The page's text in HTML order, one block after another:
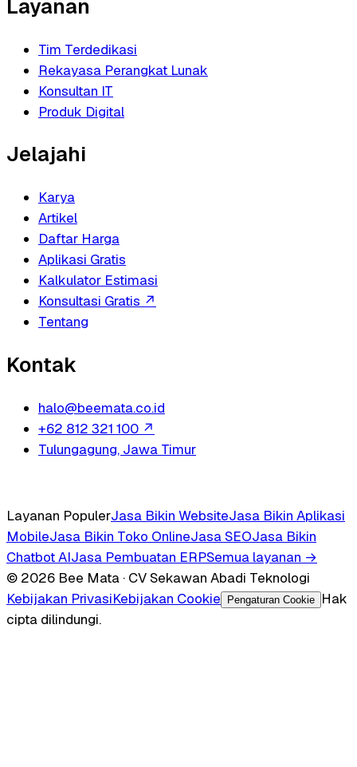
Layanan
Tim Terdedikasi
Rekayasa Perangkat Lunak
Konsultan IT
Produk Digital
Jelajahi
Karya
Artikel
Daftar Harga
Aplikasi Gratis
Kalkulator Estimasi
Konsultasi Gratis ↗
Tentang
Kontak
halo@beemata.co.id
+62 812 321 100 ↗
Tulungagung, Jawa Timur
Layanan PopulerJasa Bikin WebsiteJasa Bikin Aplikasi
MobileJasa Bikin Toko OnlineJasa SEOJasa Bikin
Chatbot AIJasa Pembuatan ERPSemua layanan →
© 2026 Bee Mata · CV Sekawan Abadi Teknologi
Kebijakan PrivasiKebijakan Cookie Pengaturan Cookie
Hak
cipta dilindungi.